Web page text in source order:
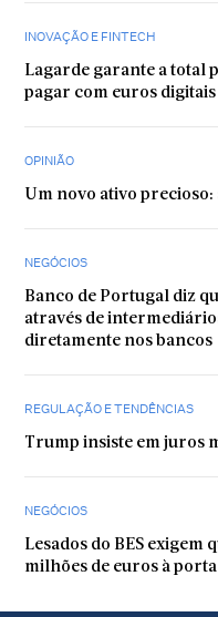
INOVAÇÃO E FINTECH
Lagarde garante a total
pagar com euros digitais
OPINIÃO
Um novo ativo
NEGÓCIOS
Banco de Portugal diz
através de
diretamente nos bancos
REGULAÇÃO E TENDÊNCIAS
Trump insiste em juros
NEGÓCIOS
Lesados do BES exigem
milhões de euros à